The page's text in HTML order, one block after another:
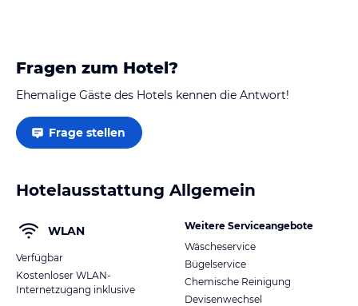
Fragen zum Hotel?
Ehemalige Gäste des Hotels kennen die Antwort!
Frage stellen
Hotelausstattung Allgemein
WLAN
Verfügbar
Kostenloser WLAN-
Internetzugang inklusive
Weitere Serviceangebote
Wäscheservice
Bügelservice
Chemische Reinigung
Devisenwechsel